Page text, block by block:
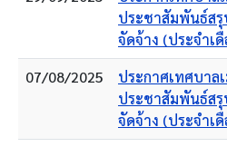
ประชาสัมพันธ์สรุ
จัดจ้าง (ประจำเ
07/08/2025
ประกาศเทศบาล
ประชาสัมพันธ์สรุ
จัดจ้าง (ประจำเ